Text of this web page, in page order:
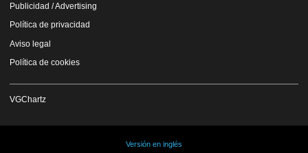
Publicidad / Advertising
Política de privacidad
Aviso legal
Política de cookies
VGChartz
Versión en inglés